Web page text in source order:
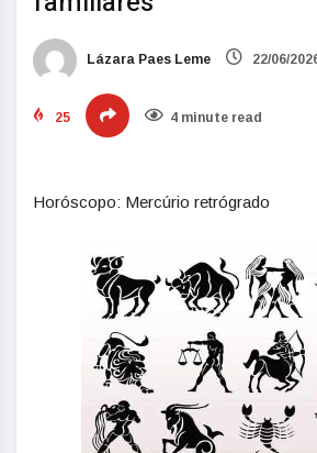
Lázara Paes Leme 22/06/
25 4 minute read
Horóscopo: Mercúrio retrógrado